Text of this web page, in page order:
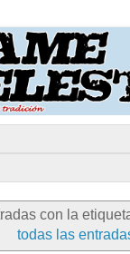
con la
todas las